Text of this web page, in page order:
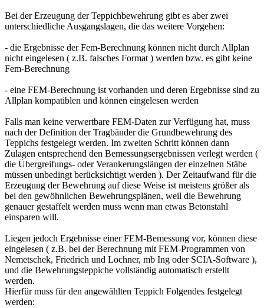
Bei der Erzeugung der Teppichbewehrung gibt es aber zwei
unterschiedliche Ausgangslagen, die das weitere Vorgehen:
- die Ergebnisse der Fem-Berechnung können nicht durch Allplan
nicht eingelesen ( z.B. falsches Format ) werden bzw. es gibt keine
Fem-Berechnung
- eine FEM-Berechnung ist vorhanden und deren Ergebnisse sind zu
Allplan kompatiblen und können eingelesen werden
Falls man keine verwertbare FEM-Daten zur Verfügung hat, muss
nach der Definition der Tragbänder die Grundbewehrung des
Teppichs festgelegt werden. Im zweiten Schritt können dann
Zulagen entsprechend den Bemessungsergebnissen verlegt werden (
die Übergreifungs- oder Verankerungslängen der einzelnen Stäbe
müssen unbedingt berücksichtigt werden ). Der Zeitaufwand für die
Erzeugung der Bewehrung auf diese Weise ist meistens größer als
bei den gewöhnlichen Bewehrungsplänen, weil die Bewehrung
genauer gestaffelt werden muss wenn man etwas Betonstahl
einsparen will.
Liegen jedoch Ergebnisse einer FEM-Bemessung vor, können diese
eingelesen ( z.B. bei der Berechnung mit FEM-Programmen von
Nemetschek, Friedrich und Lochner, mb Ing oder SCIA-Software ),
und die Bewehrungsteppiche vollständig automatisch erstellt
werden.
Hierfür muss für den angewählten Teppich Folgendes festgelegt
werden: